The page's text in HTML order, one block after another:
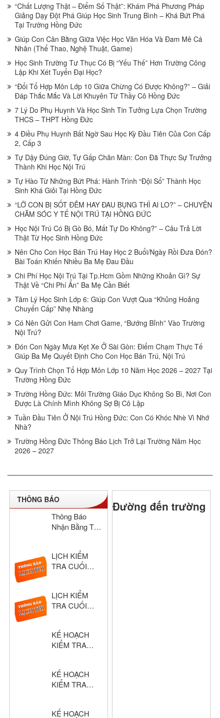
“Chất Lượng Thật – Điểm Số Thật”: Khám Phá Phương Pháp
Giảng Dạy Đột Phá Giúp Học Sinh Trung Bình – Khá Bứt Phá
Tại Trường Hồng Đức
Giúp Con Cân Bằng Giữa Việc Học Văn Hóa Và Đam Mê Cá
Nhân (Thể Thao, Nghệ Thuật, Game)
Học Sinh Trường Tư Thục Có Bị “Yếu Thế” Hơn Trường Công
Lập Khi Xét Tuyển Đại Học?
“Đổi Tổ Hợp Môn Lớp 10 Giữa Chừng Có Được Không?” – Giải
Đáp Thắc Mắc Và Lời Khuyên Từ Thầy Cô Hồng Đức
7 Lý Do Phụ Huynh Và Học Sinh Tin Tưởng Lựa Chọn Trường
THCS – THPT Hồng Đức
4 Điều Phụ Huynh Bất Ngờ Sau Học Kỳ Đầu Tiên Của Con Cấp
2, Cấp 3
Tự Dậy Đúng Giờ, Tự Gấp Chăn Màn: Con Đã Thực Sự Trưởng
Thành Khi Học Nội Trú
Tự Hào Từ Những Bứt Phá: Hành Trình “Đội Sổ” Thành Học
Sinh Khá Giỏi Tại Hồng Đức
“LỠ CON BỊ SỐT ĐÊM HAY ĐAU BỤNG THÌ AI LO?” – CHUYỆN
CHĂM SÓC Y TẾ NỘI TRÚ TẠI HỒNG ĐỨC
Học Nội Trú Có Bị Gò Bó, Mất Tự Do Không?” – Câu Trả Lời
Thật Từ Học Sinh Hồng Đức
Nên Cho Con Học Bán Trú Hay Học 2 Buổi/Ngày Rồi Đưa Đón?
Bài Toán Khiến Nhiều Ba Mẹ Đau Đầu
Chi Phí Học Nội Trú Tại Tp.Hcm Gồm Những Khoản Gì? Sự
Thật Về “Chi Phí Ẩn” Ba Mẹ Cần Biết
Tâm Lý Học Sinh Lớp 6: Giúp Con Vượt Qua “Khủng Hoảng
Chuyển Cấp” Nhẹ Nhàng
Có Nên Gửi Con Ham Chơi Game, “Bướng Bỉnh” Vào Trường
Nội Trú?
Đón Con Ngày Mưa Kẹt Xe Ở Sài Gòn: Điểm Chạm Thực Tế
Giúp Ba Mẹ Quyết Định Cho Con Học Bán Trú, Nội Trú
Quy Trình Chọn Tổ Hợp Môn Lớp 10 Năm Học 2026 – 2027 Tại
Trường Hồng Đức
Trường Hồng Đức: Môi Trường Giáo Dục Không So Bì, Nơi Con
Được Là Chính Mình Không Sợ Bị Cô Lập
Tuần Đầu Tiên Ở Nội Trú Hồng Đức: Con Có Khóc Nhè Vì Nhớ
Nhà?
Trường Hồng Đức Thông Báo Lịch Trở Lại Trường Năm Học
2026 – 2027
THÔNG BÁO
Thông Báo
Nhận Bằng Tốt
Đức Năm Học
2024–2025
LỊCH KIỂM
TRA CUỐI
NĂM HỌC:
2025 – 2026
LỊCH KIỂM
TRA CUỐI
NĂM HỌC:
2025 – 2026
KẾ HOẠCH
KIỂM TRA
NĂM HỌC:
2025 – 2026
KẾ HOẠCH
KIỂM TRA
NĂM HỌC:
KẾ HOẠCH
Đường đến trường